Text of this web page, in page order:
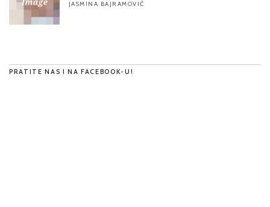
JASMINA BAJRAMOVIĆ
PRATITE NAS I NA FACEBOOK-U!